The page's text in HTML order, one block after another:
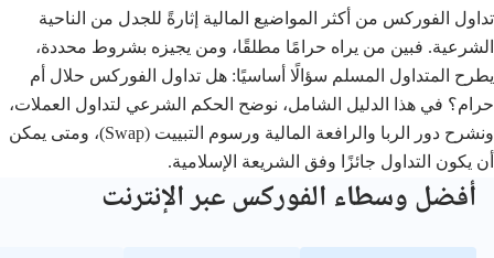
الخلاصة الشرعية
تداول الفوركس من أكثر المواضيع المالية إثارةً للجدل من الناحية
الشرعية. فبين من يراه حرامًا مطلقًا، ومن يجيزه بشروط محددة،
يطرح المتداول المسلم سؤالًا أساسيًا: هل تداول الفوركس حلال أم
حرام؟ في هذا الدليل الشامل، نوضح الحكم الشرعي لتداول العملات،
ونشرح دور الربا والرافعة المالية ورسوم التبييت (Swap)، ومتى يمكن
أن يكون التداول جائزًا وفق الشريعة الإسلامية.
أفضل وسطاء الفوركس عبر الإنترنت